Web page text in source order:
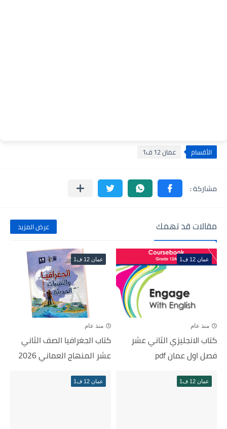
الأقسام عمان 12 ف1
مقالات قد تهمك عرض المزيد
عمان 12 ف1
منذ عام
كتاب الانجليزي الثاني عشر
فصل اول عمان pdf
عمان 12 ف1
منذ عام
كتاب الجغرافيا الصف الثاني
عشر المنهاج العماني 2026
عمان 12 ف1 عمان 12 ف1